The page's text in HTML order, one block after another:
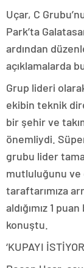
Uçar, C
Park’ta
ardından
açıklamalarda
Grup lideri
ekibin teknik
bir şehir ve
önemliydi.
grubu lider
mutluluğunu ve
taraftarımıza
aldığımız 1
konuştu.
‘KUPAYI